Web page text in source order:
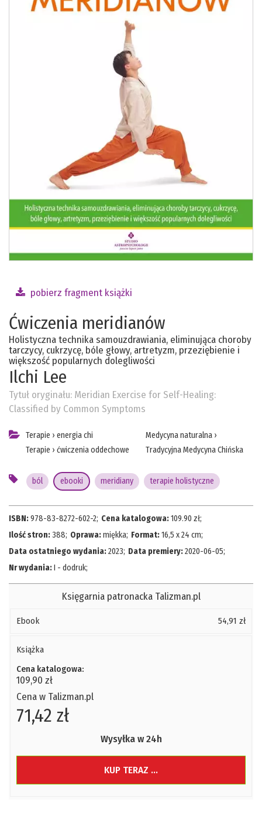
pobierz fragment książki
Ćwiczenia meridianów
Holistyczna technika samouzdrawiania, eliminująca choroby
tarczycy, cukrzycę, bóle głowy, artretyzm, przeziębienie i
większość popularnych dolegliwości
Ilchi Lee
Tytuł oryginału: Meridian Exercise for Self-Healing:
Classified by Common Symptoms
Terapie › energia chi
Terapie › ćwiczenia oddechowe
Medycyna naturalna›
Tradycyjna Medycyna Chińska
ból ebooki meridiany terapie holistyczne
ISBN:978-83-8272-602-2; Cena katalogowa:109.90 zł;
Ilość stron:388; Oprawa:miękka; Format:16,5 x 24 cm;
Data ostatniego wydania:2023; Data premiery:2020-06-05;
Nr wydania:I - dodruk;
Księgarnia patronacka Talizman.pl
Ebook 54,91 zł
Książka
Cena katalogowa:
109,90 zł
Cena w Talizman.pl
71,42 zł
Wysyłka w 24h
KUP TERAZ ...